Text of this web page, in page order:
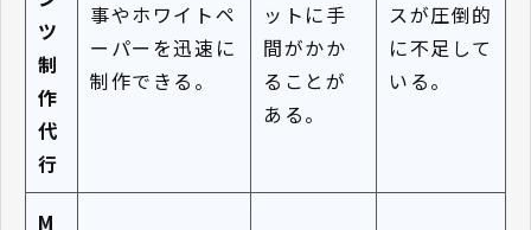
ツ
制
作
代
行
事やホワイトペ
ーパーを迅速に
制作できる。
ットに手
間がかか
ることが
ある。
スが圧倒的
に不足して
いる。
M